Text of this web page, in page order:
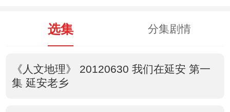
选集 分集剧情
《人文地理》 20120630 我们在延安 第一
集 延安老乡